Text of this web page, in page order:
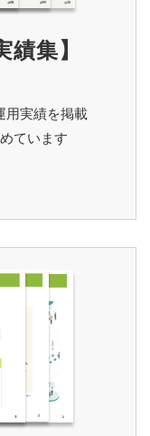
集】
用実績を掲載
ています